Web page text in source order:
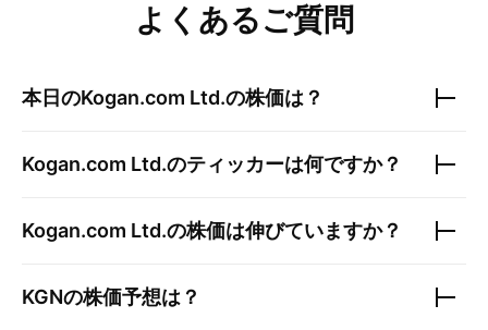
よくあるご質問
本日のKogan.com Ltd.の株価は？
Kogan.com Ltd.のティッカーは何ですか？
Kogan.com Ltd.の株価は伸びていますか？
KGNの株価予想は？